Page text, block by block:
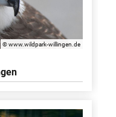
© www.wildpark-willingen.de